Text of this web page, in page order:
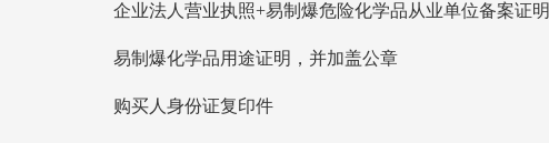
企业法人营业执照+易制爆危险化学品从业单位备案证明
易制爆化学品用途证明，并加盖公章
购买人身份证复印件